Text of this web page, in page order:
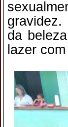
da
lazer